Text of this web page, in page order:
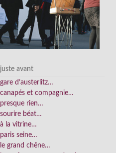
juste avant
gare d’austerlitz…
canapés et compagnie…
presque rien…
sourire béat…
à la vitrine…
paris seine…
le grand chêne…